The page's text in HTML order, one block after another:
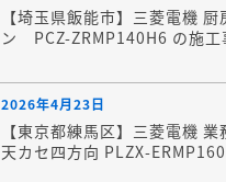
【埼玉県飯能市】三菱電機 厨
ン PCZ-ZRMP140H6 の施工
2026年4月23日
【東京都練馬区】三菱電機
天カセ四方向 PLZX-